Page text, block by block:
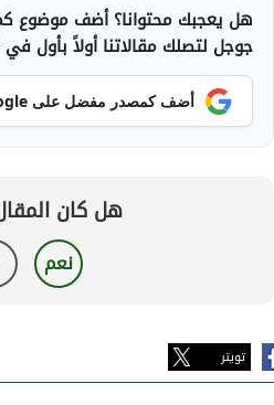
هل يعجبك محتوانا؟ أضف موضوع
جوجل لتصلك مقالاتنا أولاً بأول في
أضف كمصدر مفضل على Google
هل كان
نعم
تويتر